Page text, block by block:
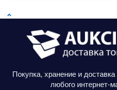
Покупка, хранение и
любого интернет-